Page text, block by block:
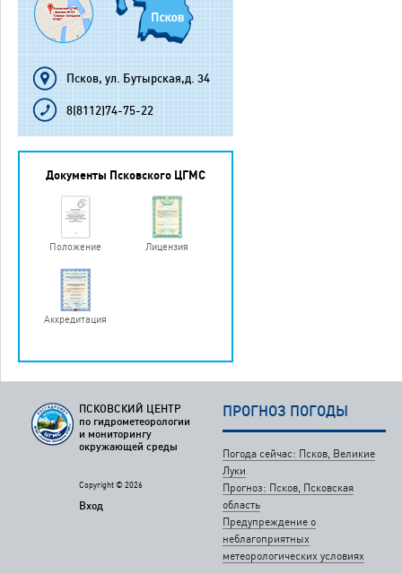
Псков, ул. Бутырская,д. 34
8(8112)74-75-22
Документы Псковского ЦГМС
Положение Лицензия
Аккредитация
ПСКОВСКИЙ ЦЕНТР
по гидрометеорологии
и мониторингу
окружающей среды
Copyright © 2026
Вход
ПРОГНОЗ ПОГОДЫ
Погода сейчас: Псков, Великие
Луки
Прогноз: Псков, Псковская
область
Предупреждение о
неблагоприятных
метеорологических условиях